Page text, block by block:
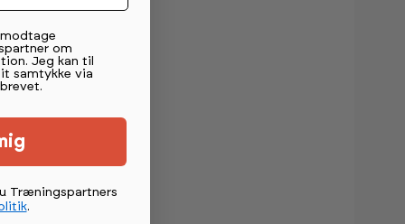
om
Jeg kan til
samtykke via
Træningspartners
.